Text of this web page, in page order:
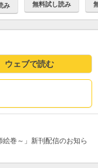
み 無料試し読み
ウェブで読む
巻～」新刊配信のお知ら